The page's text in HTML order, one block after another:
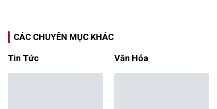
CÁC CHUYÊN MỤC KHÁC
Tin Tức Văn Hóa